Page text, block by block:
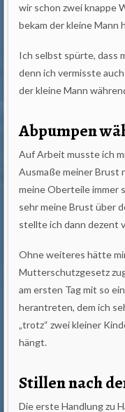
wir schon zwei knappe
bekam der kleine Mann
Ich selbst spürte, dass
denn ich vermisste
der kleine Mann
Abpumpen
Auf Arbeit musste ich
Ausmaße meiner Brust
meine Oberteile immer
sehr meine Brust über
stellte ich dann dezent
Ohne weiteres hätte
Mutterschutzgesetz
am ersten Tag mit so
herantreten, dem ich
„trotz“ zwei kleiner
hängt.
Stillen nach
Die erste Handlung zu